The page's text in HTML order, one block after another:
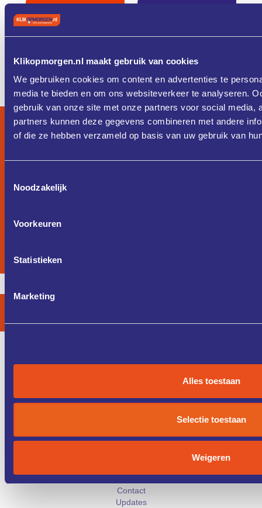
Klikopmorgen.nl maakt gebruik van cookies
We gebruiken cookies om content en advertenties te
media te bieden en om ons websiteverkeer te analyseren.
gebruik van onze site met onze partners voor social media,
partners kunnen deze gegevens combineren met andere
of die ze hebben verzameld op basis van uw gebruik van
Noodzakelijk
Voorkeuren
Statistieken
Marketing
Alles toestaan
Selectie toestaan
Weigeren
ZO WERKT
HET
IK ZOEK
EEN COACH
Pagina's
Vaardigheden en training
Case studies
Contact
Updates